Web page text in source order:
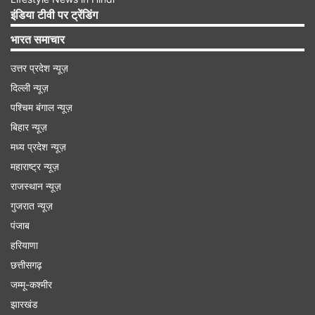
लिए तिलक को भारतीय टी20 टीम का उपकप्तान नियुक्त
किया गया है। वहीं इस सीरीज में टीम इंडिया की कप्तानी
श्रेयस अय्यर करेंगे। सूर्यकुमार यादव के बाद अब श्रेयस को
अब टीम इंडिया का नया टी20 कप्तान नियुक्त किया गया है।
इंडिया टीवी पर ट्रेंडिंग
भारत समाचार
उत्तर प्रदेश न्यूज़
दिल्ली न्यूज़
पश्चिम बंगाल न्यूज़
बिहार न्यूज़
मध्य प्रदेश न्यूज़
महाराष्ट्र न्यूज़
राजस्थान न्यूज़
गुजरात न्यूज़
पंजाब
हरियाणा
छत्तीसगढ़
जम्मू-कश्मीर
झारखंड